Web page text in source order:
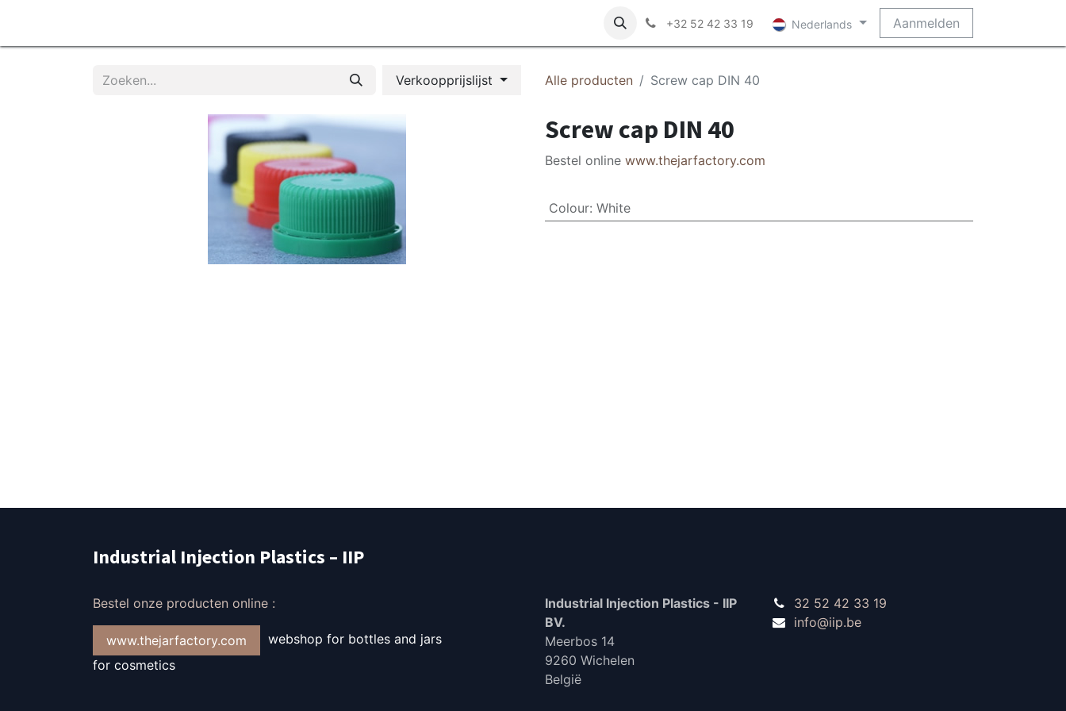
+32 52 42 33 19 Nederlands Aanmelden
Verkoopprijslijst Alle producten Screw cap DIN 40
Screw cap DIN 40
Bestel online www.thejarfactory.com
Colour: White
Industrial Injection Plastics – IIP
Bestel onze producten online :
www.thejarfactory.com
webshop for bottles and jars
for cosmetics
Industrial Injection Plastics - IIP
BV.
Meerbos 14
9260 Wichelen
België
32 52 42 33 19
info@iip.be